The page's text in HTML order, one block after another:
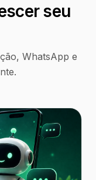
seu
WhatsApp e